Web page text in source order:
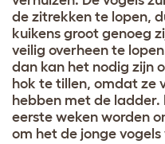
de zitrekken te lopen,
kuikens groot genoeg
veilig overheen te
dan kan het nodig zijn
hok te tillen, omdat ze
hebben met de ladder.
eerste weken worden
om het de jonge